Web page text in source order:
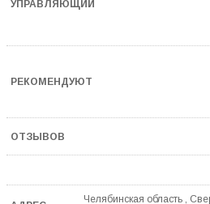
Челябинская область ,